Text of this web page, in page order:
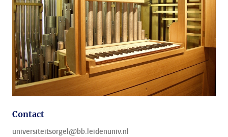
Contact
universiteitsorgel@bb.leidenuniv.nl